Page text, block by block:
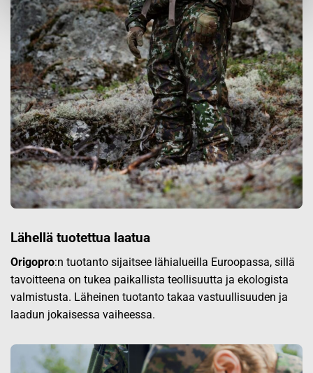
Lähellä tuotettua laatua
Origopro:n tuotanto sijaitsee lähialueilla Euroopassa, sillä
tavoitteena on tukea paikallista teollisuutta ja ekologista
valmistusta. Läheinen tuotanto takaa vastuullisuuden ja
laadun jokaisessa vaiheessa.